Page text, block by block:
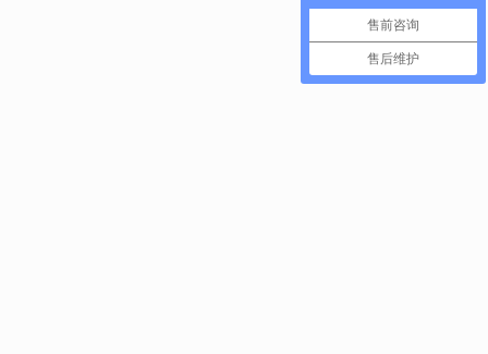
售前咨询
售后维护